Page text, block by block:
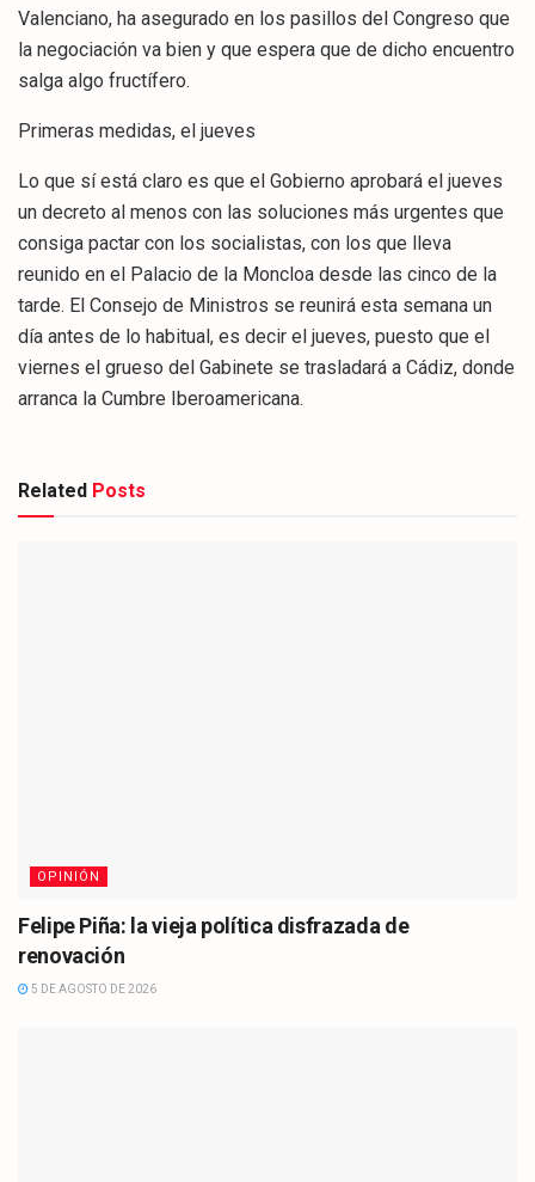
Valenciano, ha asegurado en los pasillos del Congreso que
la negociación va bien y que espera que de dicho encuentro
salga algo fructífero.
Primeras medidas, el jueves
Lo que sí está claro es que el Gobierno aprobará el jueves
un decreto al menos con las soluciones más urgentes que
consiga pactar con los socialistas, con los que lleva
reunido en el Palacio de la Moncloa desde las cinco de la
tarde. El Consejo de Ministros se reunirá esta semana un
día antes de lo habitual, es decir el jueves, puesto que el
viernes el grueso del Gabinete se trasladará a Cádiz, donde
arranca la Cumbre Iberoamericana.
Related Posts
OPINIÓN
Felipe Piña: la vieja política disfrazada de
renovación
5 DE AGOSTO DE 2026